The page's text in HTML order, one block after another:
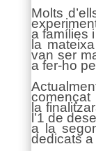
Molts
a famílies
la
van ser
a fer-ho
començat
la
l’1 de
a la
dedicats a